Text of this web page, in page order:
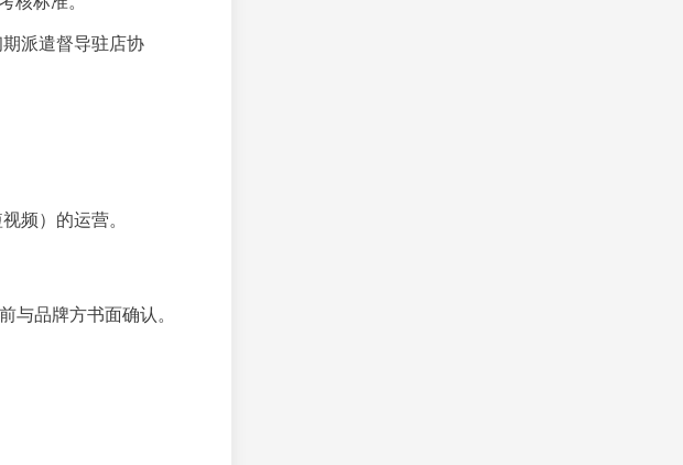
派遣督导驻店协
频）的运营。
与品牌方书面确认。